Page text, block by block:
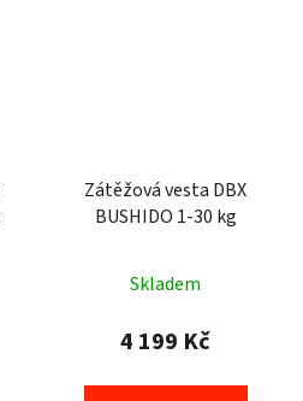
Zátěžová vesta DBX
BUSHIDO 1-30 kg
Skladem
4 199 Kč